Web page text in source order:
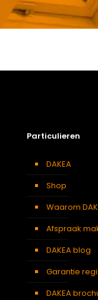
Particulieren
DAKEA
Shop
Waarom
Afspraak
DAKEA blog
Garantie
DAKEA